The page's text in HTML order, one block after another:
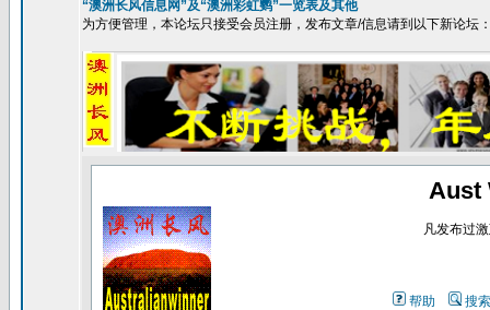
“澳洲长风信息网”及“澳洲彩虹鹦”一览表及其他
为方便管理，本论坛只接受会员注册，发布文章/信息请到以下新论坛